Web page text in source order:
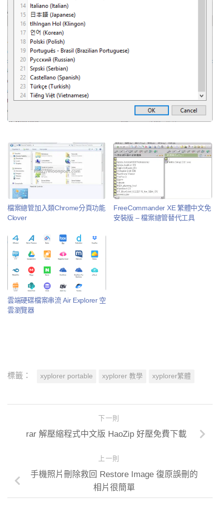
檔案總管加入類Chrome分頁功能
Clover
FreeCommander XE 繁體中文免
安裝版 – 檔案總管替代工具
雲端硬碟檔案串流 Air Explorer 空
雲瀏覽器
標籤： xyplorer portable xyplorer 教學 xyplorer繁體
下一則
rar 解壓縮程式中文版 HaoZip 好壓免費下載
上一則
手機照片刪除救回 Restore Image 復原誤刪的
相片很簡單